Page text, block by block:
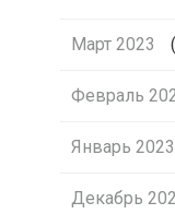
Март 2023
Февраль
Январь 2023
Декабрь